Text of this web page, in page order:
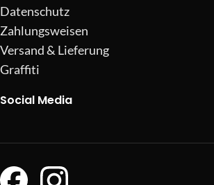
Datenschutz
Zahlungsweisen
Versand & Lieferung
Graffiti
Social Media